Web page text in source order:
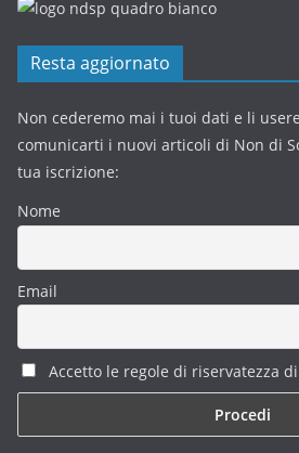
Resta aggiornato
Non cederemo mai i tuoi dati e li
comunicarti i nuovi articoli di Non di
tua iscrizione:
Nome
Email
Accetto le regole di riservatezza